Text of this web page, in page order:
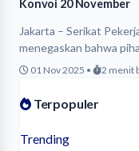
Konvoi 20 November
Jakarta – Serikat
menegaskan bahwa
01 Nov 2025 • 2 menit
Terpopuler
Trending